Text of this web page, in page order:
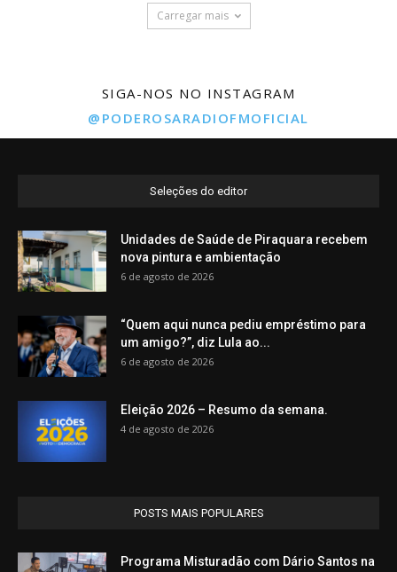
Carregar mais
SIGA-NOS NO INSTAGRAM
@PODEROSARADIOFMOFICIAL
Seleções do editor
Unidades de Saúde de Piraquara recebem
nova pintura e ambientação
6 de agosto de 2026
“Quem aqui nunca pediu empréstimo para
um amigo?”, diz Lula ao...
6 de agosto de 2026
Eleição 2026 – Resumo da semana.
4 de agosto de 2026
POSTS MAIS POPULARES
Programa Misturadão com Dário Santos na